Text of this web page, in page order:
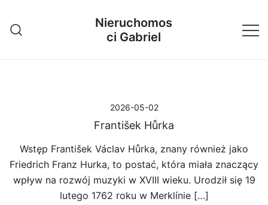
treści
Nieruchomos
ci Gabriel
2026-05-02
František Hůrka
Wstęp František Václav Hůrka, znany również jako
Friedrich Franz Hurka, to postać, która miała znaczący
wpływ na rozwój muzyki w XVIII wieku. Urodził się 19
lutego 1762 roku w Merklínie […]